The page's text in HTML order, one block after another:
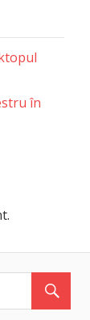
în